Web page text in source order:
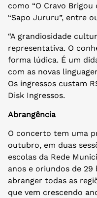
como “O Cravo Brigou
“Sapo Jururu”, entre
“A grandiosidade
representativa. O
forma lúdica. É um
com as novas
Os ingressos custam
Disk Ingressos.
Abrangência
O concerto tem uma
outubro, em duas
escolas da Rede
anos e oriundos de 29
abranger todas as
que vem crescendo